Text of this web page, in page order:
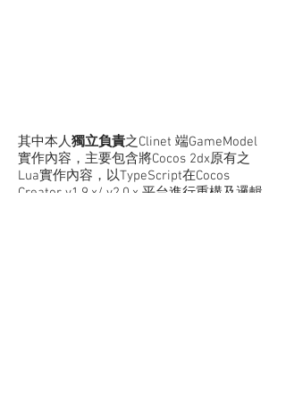
​其中本人獨立負責之Clinet 端GameModel
實作內容，主要包含將Cocos 2dx原有之
Lua實作內容，以TypeScript在Cocos
Creator v1.9.x/ v2.0.x 平台進行重構及邏輯